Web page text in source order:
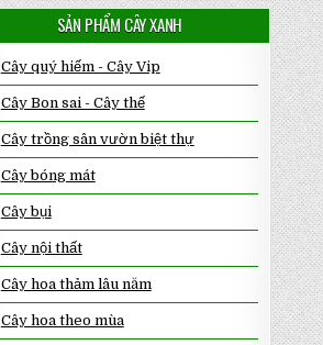
SẢN PHẨM CÂY XANH
Cây quý hiếm - Cây Vip
Cây Bon sai - Cây thế
Cây trồng sân vườn biệt thự
Cây bóng mát
Cây bụi
Cây nội thất
Cây hoa thảm lâu năm
Cây hoa theo mùa